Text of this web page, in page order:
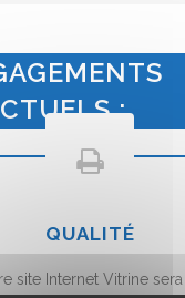
:
QUALITÉ
site Internet Vitrine